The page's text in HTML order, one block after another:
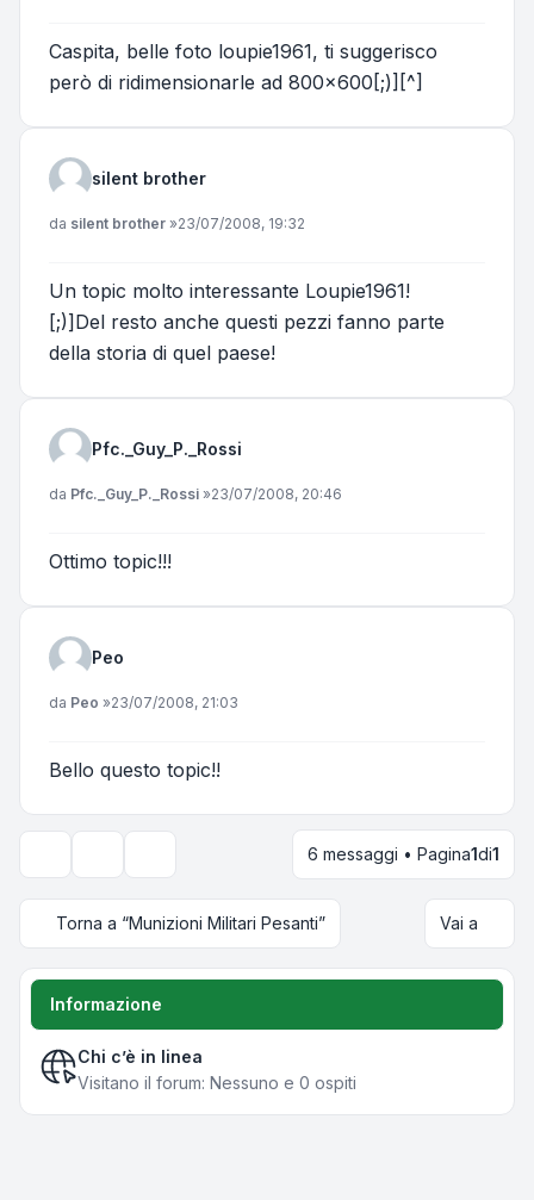
Caspita, belle foto loupie1961, ti suggerisco
però di ridimensionarle ad 800x600[;)][^]
silent brother
Messaggio
da silent brother »23/07/2008, 19:32
Un topic molto interessante Loupie1961!
[;)]Del resto anche questi pezzi fanno parte
della storia di quel paese!
Pfc._Guy_P._Rossi
Messaggio
da Pfc._Guy_P._Rossi »23/07/2008, 20:46
Ottimo topic!!!
Peo
Messaggio
da Peo »23/07/2008, 21:03
Bello questo topic!!
Opzioni di visualizzazione e ordinamento
6 messaggi • Pagina1di1
Torna a “Munizioni Militari Pesanti” Vai a
Informazione
Chi c’è in linea
Visitano il forum: Nessuno e 0 ospiti